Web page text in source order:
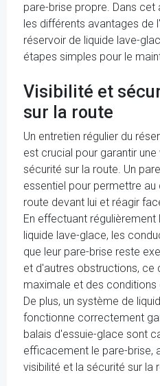
pare-brise propre. Dans
les différents avantages de
réservoir de liquide lave-
étapes simples pour le
Visibilité et
sur la route
Un entretien régulier du
est crucial pour garantir
sécurité sur la route. Un
essentiel pour permettre
route devant lui et réagir
En effectuant
liquide lave-glace, les
que leur pare-brise reste
et d'autres obstructions, ce
maximale et des conditions
De plus, un système de
fonctionne correctement
balais d'essuie-glace sont
efficacement le pare-brise,
visibilité et la sécurité sur la